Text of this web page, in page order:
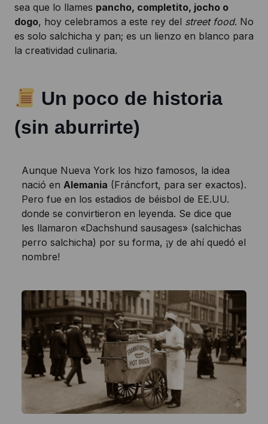
sea que lo llames pancho, completito, jocho o
dogo, hoy celebramos a este rey del street food. No
es solo salchicha y pan; es un lienzo en blanco para
la creatividad culinaria.
Un poco de historia
(sin aburrirte)
Aunque Nueva York los hizo famosos, la idea
nació en Alemania (Fráncfort, para ser exactos).
Pero fue en los estadios de béisbol de EE.UU.
donde se convirtieron en leyenda. Se dice que
les llamaron «Dachshund sausages» (salchichas
perro salchicha) por su forma, ¡y de ahí quedó el
nombre!